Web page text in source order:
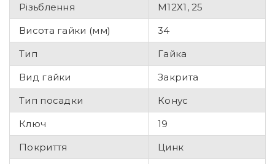
Різьблення
М12Х1, 25
Висота гайки (мм)
34
Тип
Гайка
Вид гайки
Закрита
Тип посадки
Конус
Ключ
19
Покриття
Цинк